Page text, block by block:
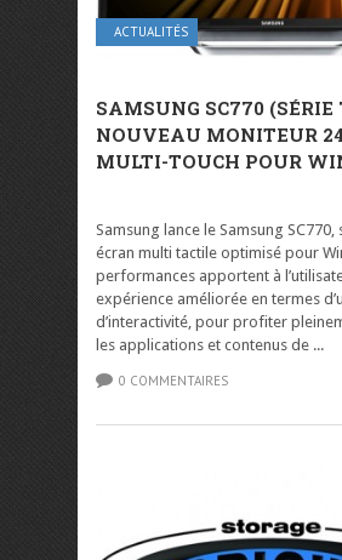
ACTUALITÉS
SAMSUNG SC770 (SÉRIE
NOUVEAU MONITEUR
MULTI-TOUCH POUR
Samsung lance le Samsung SC770,
écran multi tactile optimisé pour
performances apportent à
expérience améliorée en termes
d’interactivité, pour profiter
les applications et contenus de ...
0 COMMENTAIRES